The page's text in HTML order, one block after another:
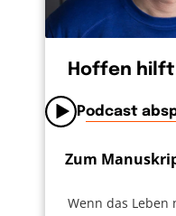
Hoffen hilft
Podcast
Zum
Wenn das Leben